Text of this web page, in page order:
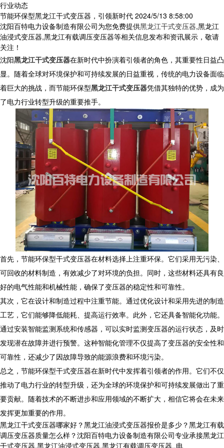
行业动态
节能环保型黑龙江干式变压器，引领新时代 2024/5/13 8:58:00
沈阳百特电力设备制造有限公司为您免费提供黑龙江干式变压器,黑龙江
油浸式变压器,黑龙江有载调压变压器等相关信息发布和资讯展示，敬请
关注！
沈阳黑龙江干式变压器在新时代中扮演着引领者的角色，其重要性日益凸
显。随着全球对环境保护和可持续发展的日益重视，传统的电力设备面临
着巨大的挑战，而节能环保型黑龙江干式变压器凭借其独特的优势，成为
了电力行业转型升级的重要推手。
首先，节能环保型干式变压器在材料选择上注重环保。它们采用无污染、
可回收的材料制造，有效减少了对环境的负担。同时，这些材料还具有良
好的电气性能和机械性能，确保了变压器的稳定性和可靠性。
其次，它在设计和制造过程中注重节能。通过优化设计和采用先进的制造
工艺，它们能够降低能耗、提高运行效率。此外，它还具备智能化功能。
通过安装智能监测系统和传感器，可以实时监测变压器的运行状态，及时
发现潜在故障并进行预警。这种智能化管理不仅提高了变压器的安全性和
可靠性，还减少了因故障导致的能源浪费和环境污染。
总之，节能环保型干式变压器在新时代中发挥着引领者的作用。它们不仅
推动了电力行业的转型升级，还为全球的环境保护和可持续发展做出了重
要贡献。随着技术的不断进步和应用领域的不断扩大，相信它将会在未来
发挥更加重要的作用。
黑龙江干式变压器哪家好？黑龙江油浸式变压器报价是多少？黑龙江有载
调压变压器质量怎么样？沈阳百特电力设备制造有限公司专业承接黑龙江
干式变压器,黑龙江油浸式变压器,黑龙江有载调压变压器,,电